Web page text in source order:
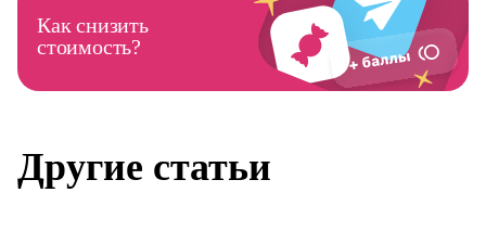
Как снизить
стоимость?
Другие статьи